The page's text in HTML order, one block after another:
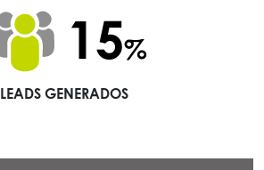
19%
LEADS GENERADOS